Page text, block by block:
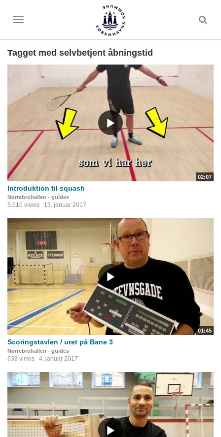
Toggle
Tagget med selvbetjent åbningstid
02:07
Introduktion til squash
Nørrebrohallen - guides
5.010 views 13. januar 2017
01:45
Scoringstavlen / uret på Bane 3
Nørrebrohallen - guides
638 views 4. januar 2017